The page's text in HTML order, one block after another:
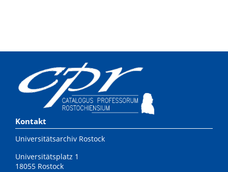
Kontakt
Universitätsarchiv Rostock
Universitätsplatz 1
18055 Rostock